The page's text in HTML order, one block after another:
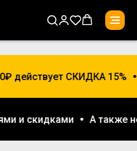
действует СКИДКА 15%
и скидками А также